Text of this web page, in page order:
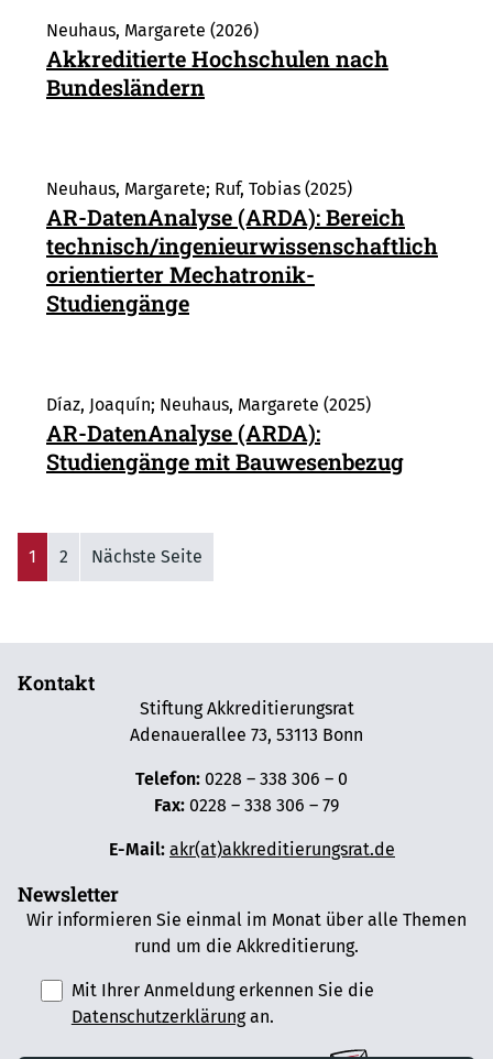
Neuhaus, Margarete (2026)
Akkreditierte Hochschulen nach
Bundesländern
Neuhaus, Margarete; Ruf, Tobias (2025)
AR-DatenAnalyse (ARDA): Bereich
technisch/ingenieurwissenschaftlich
orientierter Mechatronik-
Studiengänge
Díaz, Joaquín; Neuhaus, Margarete (2025)
AR-DatenAnalyse (ARDA):
Studiengänge mit Bauwesenbezug
1 2 Nächste Seite
Kontakt
Stiftung Akkreditierungsrat
Adenauerallee 73, 53113 Bonn
Telefon:0228 – 338 306 – 0
Fax: 0228 – 338 306 – 79
E-Mail: akr(at)akkreditierungsrat.de
Newsletter
Wir informieren Sie einmal im Monat über alle Themen
rund um die Akkreditierung.
Mit Ihrer Anmeldung erkennen Sie die
Datenschutzerklärungan.